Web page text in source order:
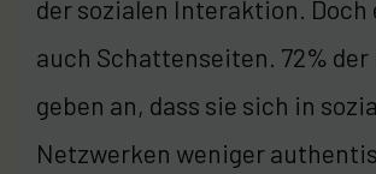
der sozialen Interaktion. Doch
auch Schattenseiten. 72%
geben an, dass sie sich in
Netzwerken weniger